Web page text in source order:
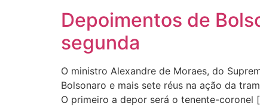
Depoimentos de
segunda
O ministro Alexandre de Moraes, do
Bolsonaro e mais sete réus na ação da
O primeiro a depor será o tenente-coronel